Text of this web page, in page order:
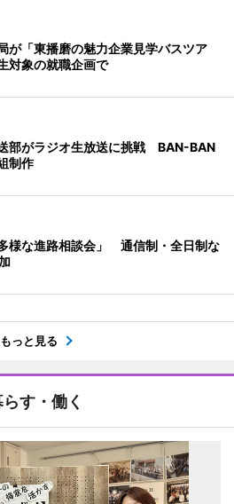
が「東播磨の魅力企業見学バスツア
対象の就職企画で
部がラジオ生放送に挑戦 BAN-BAN
制作
様な進路相談会」 通信制・全日制な
加
もっと見る
す・働く